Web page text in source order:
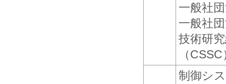
一般社
一般社
技術研
（
制御シ